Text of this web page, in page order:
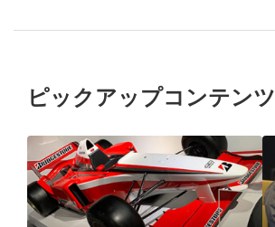
ピックアップコンテンツ